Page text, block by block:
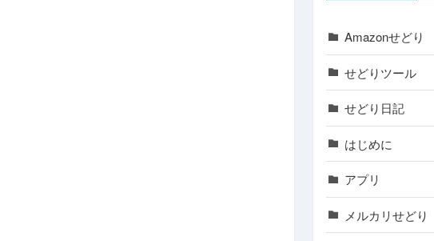
Amazonせどり
せどりツール
せどり日記
はじめに
アプリ
メルカリせどり